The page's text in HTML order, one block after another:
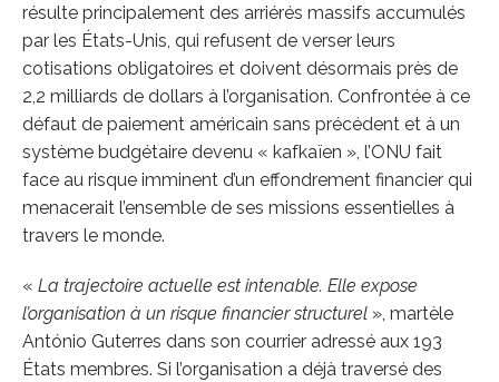
résulte principalement des arriérés massifs accumulés
par les États-Unis, qui refusent de verser leurs
cotisations obligatoires et doivent désormais près de
2,2 milliards de dollars à l’organisation. Confrontée à ce
défaut de paiement américain sans précédent et à un
système budgétaire devenu « kafkaïen », l’ONU fait
face au risque imminent d’un effondrement financier qui
menacerait l’ensemble de ses missions essentielles à
travers le monde.
« La trajectoire actuelle est intenable. Elle expose
l’organisation à un risque financier structurel », martèle
António Guterres dans son courrier adressé aux 193
États membres. Si l’organisation a déjà traversé des